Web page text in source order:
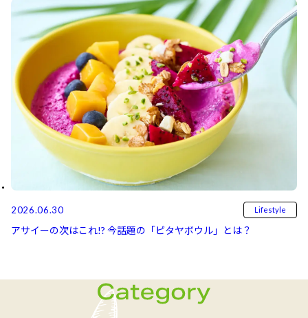
2026.06.30 Lifestyle
アサイーの次はこれ!? 今話題の「ピタヤボウル」とは？